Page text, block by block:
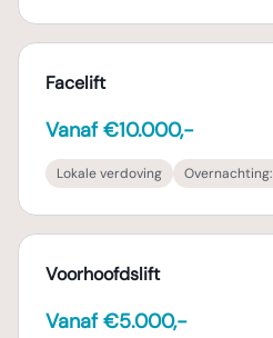
Facelift
Vanaf €10.000,-
Lokale verdoving Overnachting:
Voorhoofdslift
Vanaf €5.000,-